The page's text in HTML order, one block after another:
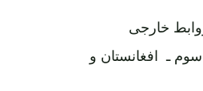
خارجی
ـ افغانستان و